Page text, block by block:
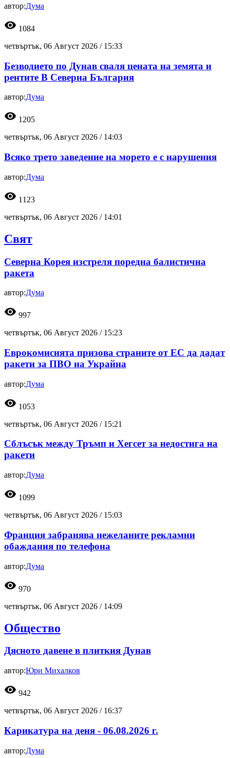
автор:Дума
visibility 1084
четвъртък, 06 Август 2026 / 15:33
Безводието по Дунав сваля цената на земята и
рентите В Северна България
автор:Дума
visibility 1205
четвъртък, 06 Август 2026 / 14:03
Всяко трето заведение на морето е с нарушения
автор:Дума
visibility 1123
четвъртък, 06 Август 2026 / 14:01
Свят
Северна Корея изстреля поредна балистична
ракета
автор:Дума
visibility 997
четвъртък, 06 Август 2026 / 15:23
Еврокомисията призова страните от ЕС да дадат
ракети за ПВО на Украйна
автор:Дума
visibility 1053
четвъртък, 06 Август 2026 / 15:21
Сблъсък между Тръмп и Хегсет за недостига на
ракети
автор:Дума
visibility 1099
четвъртък, 06 Август 2026 / 15:03
Франция забранява нежеланите рекламни
обаждания по телефона
автор:Дума
visibility 970
четвъртък, 06 Август 2026 / 14:09
Общество
Дясното давене в плиткия Дунав
автор:Юри Михалков
visibility 942
четвъртък, 06 Август 2026 / 16:37
Карикатура на деня - 06.08.2026 г.
автор:Дума